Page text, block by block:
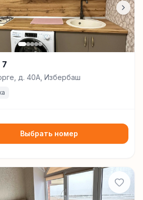
д. 40А, Избербаш
Выбрать номер